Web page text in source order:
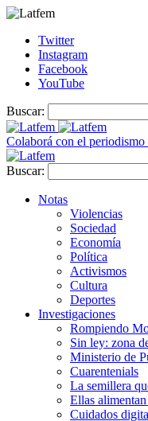
Twitter
Instagram
Facebook
YouTube
Buscar:
Colaborá con el periodismo
Buscar:
Notas
Violencias
Sociedad
Economía
Política
Activismos
Cultura
Deportes
Investigaciones
Rompiendo
Sin ley: zona
Ministerio de
Cuarentenials
La semillera
Ellas
Cuidados